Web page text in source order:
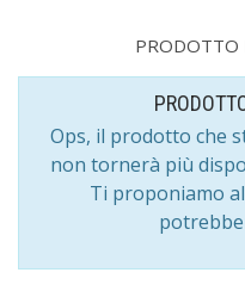
PRODOTTO
Ops, il prodotto che
non tornerà più
Ti proponiamo